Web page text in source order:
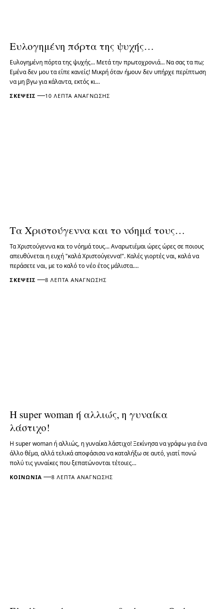
Ευλογημένη πόρτα της ψυχής…
Ευλογημένη πόρτα της ψυχής... Μετά την πρωτοχρονιά... Να σας τα πω;
Εμένα δεν μου τα είπε κανείς! Μικρή όταν ήμουν δεν υπήρχε περίπτωση
να μη βγω για κάλαντα, εκτός κι…
ΣΚΈΨΕΙΣ 10 ΛΕΠΤΆ ΑΝΆΓΝΩΣΗΣ
Τα Χριστούγεννα και το νόημά τους…
Τα Χριστούγεννα και το νόημά τους... Αναρωτιέμαι ώρες ώρες σε ποιους
απευθύνεται η ευχή "καλά Χριστούγεννα!". Καλές γιορτές ναι, καλά να
περάσετε ναι, με το καλό το νέο έτος μάλιστα.…
ΣΚΈΨΕΙΣ 8 ΛΕΠΤΆ ΑΝΆΓΝΩΣΗΣ
Η super woman ή αλλιώς, η γυναίκα
λάστιχο!
Η super woman ή αλλιώς, η γυναίκα λάστιχο! Ξεκίνησα να γράφω για ένα
άλλο θέμα, αλλά τελικά αποφάσισα να καταλήξω σε αυτό, γιατί πονώ
πολύ τις γυναίκες που ξεπατώνονται τέτοιες…
ΚΟΙΝΩΝΊΑ 8 ΛΕΠΤΆ ΑΝΆΓΝΩΣΗΣ